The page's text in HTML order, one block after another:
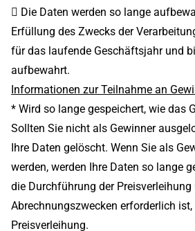
 Die Daten werden so lange
Erfüllung des Zwecks der
für das laufende Geschäftsjahr und
aufbewahrt.
Informationen zur Teilnahme an
* Wird so lange gespeichert, wie das
Sollten Sie nicht als Gewinner
Ihre Daten gelöscht. Wenn Sie als
werden, werden Ihre Daten so lange
die Durchführung der Preisverleihung
Abrechnungszwecken erforderlich
Preisverleihung.